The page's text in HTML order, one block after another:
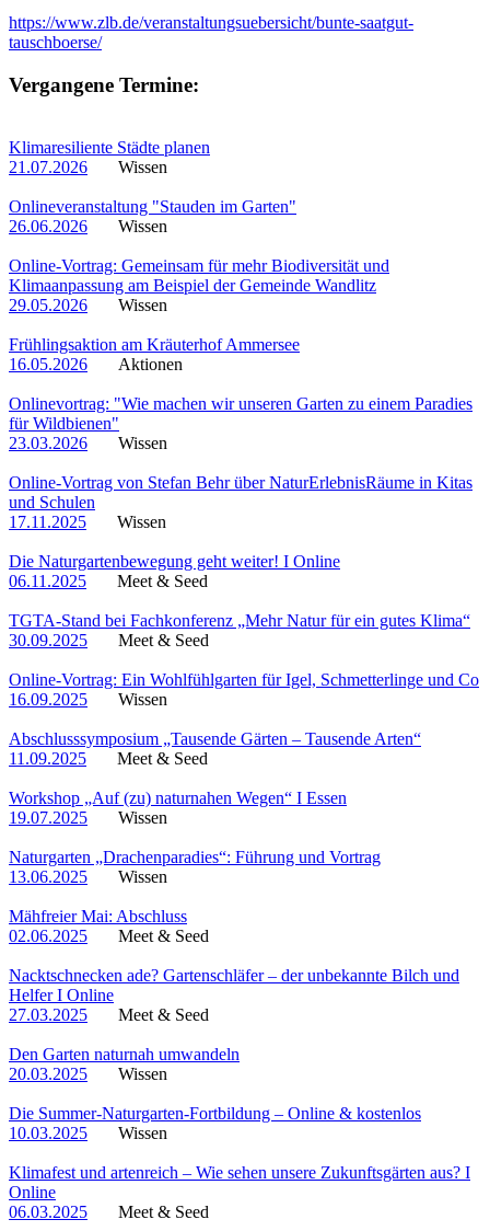
https://www.zlb.de/veranstaltungsuebersicht/bunte-saatgut-
tauschboerse/
Vergangene Termine:
Klimaresiliente Städte planen
21.07.2026
Wissen
Onlineveranstaltung "Stauden im Garten"
26.06.2026
Wissen
Online-Vortrag: Gemeinsam für mehr Biodiversität und
Klimaanpassung am Beispiel der Gemeinde Wandlitz
29.05.2026
Wissen
Frühlingsaktion am Kräuterhof Ammersee
16.05.2026
Aktionen
Onlinevortrag: "Wie machen wir unseren Garten zu einem Paradies
für Wildbienen"
23.03.2026
Wissen
Online-Vortrag von Stefan Behr über NaturErlebnisRäume in Kitas
und Schulen
17.11.2025
Wissen
Die Naturgartenbewegung geht weiter! I Online
06.11.2025
Meet & Seed
TGTA-Stand bei Fachkonferenz „Mehr Natur für ein gutes Klima“
30.09.2025
Meet & Seed
Online-Vortrag: Ein Wohlfühlgarten für Igel, Schmetterlinge und Co
16.09.2025
Wissen
Abschlusssymposium „Tausende Gärten – Tausende Arten“
11.09.2025
Meet & Seed
Workshop „Auf (zu) naturnahen Wegen“ I Essen
19.07.2025
Wissen
Naturgarten „Drachenparadies“: Führung und Vortrag
13.06.2025
Wissen
Mähfreier Mai: Abschluss
02.06.2025
Meet & Seed
Nacktschnecken ade? Gartenschläfer – der unbekannte Bilch und
Helfer I Online
27.03.2025
Meet & Seed
Den Garten naturnah umwandeln
20.03.2025
Wissen
Die Summer-Naturgarten-Fortbildung – Online & kostenlos
10.03.2025
Wissen
Klimafest und artenreich – Wie sehen unsere Zukunftsgärten aus? I
Online
06.03.2025
Meet & Seed